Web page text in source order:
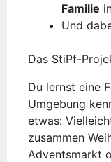
Familie
Und
Das StiPf-
Du lernst eine
Umgebung
etwas:
zusammen
Adventsmarkt